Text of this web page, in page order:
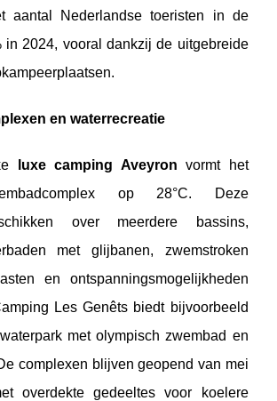
aantal Nederlandse toeristen in de
in 2024, vooral dankzij de uitgebreide
en waterrecreatie
luxe camping Aveyron vormt het
op 28°C. Deze
over meerdere bassins,
met glijbanen, zwemstroken
en ontspanningsmogelijkheden
Les Genêts biedt bijvoorbeeld
met olympisch zwembad en
complexen blijven geopend van mei
overdekte gedeeltes voor koelere